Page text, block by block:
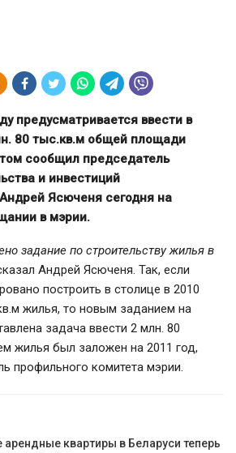
предусматривается ввести в
80 тыс.кв.м общей площади
сообщил председатель
и инвестиций
Ясюченя сегодня на
в мэрии.
задание по строительству жилья в
Андрей Ясюченя. Так, если
построить в столице в 2010
жилья, то новым заданием на
задача ввести 2 млн. 80
жилья был заложен на 2011 год,
профильного комитета мэрии.
арендные квартиры в Беларуси теперь